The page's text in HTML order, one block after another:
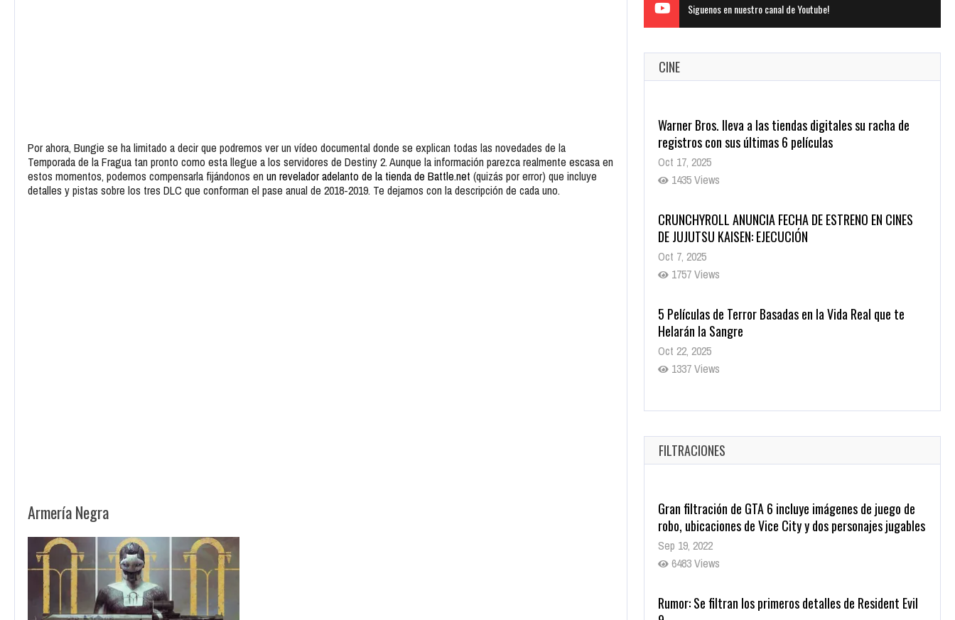
Por ahora, Bungie se ha limitado a decir que podremos ver un vídeo documental donde se explican todas las novedades de la
Temporada de la Fragua tan pronto como esta llegue a los servidores de Destiny 2. Aunque la información parezca realmente escasa en
estos momentos, podemos compensarla fijándonos en un revelador adelanto de la tienda de Battle.net (quizás por error) que incluye
detalles y pistas sobre los tres DLC que conforman el pase anual de 2018-2019. Te dejamos con la descripción de cada uno.
Armería Negra
Siguenos en nuestro canal de Youtube!
CINE
Warner Bros. lleva a las tiendas digitales su racha de
registros con sus últimas 6 películas
Oct 17, 2025
1435 Views
CRUNCHYROLL ANUNCIA FECHA DE ESTRENO EN CINES
DE JUJUTSU KAISEN: EJECUCIÓN
Oct 7, 2025
1757 Views
5 Películas de Terror Basadas en la Vida Real que te
Helarán la Sangre
Oct 22, 2025
1337 Views
Revive el terror: El conjuro 4: Últimos ritos ya está
Oct 20, 2025
1379 Views
FILTRACIONES
Gran filtración de GTA 6 incluye imágenes de juego de
robo, ubicaciones de Vice City y dos personajes jugables
Sep 19, 2022
6483 Views
Rumor: Se filtran los primeros detalles de Resident Evil